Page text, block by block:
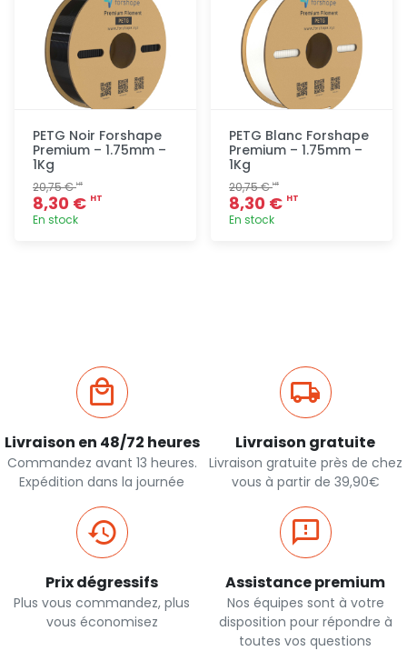
PETG Noir Forshape
Premium – 1.75mm –
1Kg
20,75 €HT
8,30 € HT
En stock
PETG Blanc Forshape
Premium – 1.75mm –
1Kg
20,75 €HT
8,30 € HT
En stock
Livraison en 48/72 heures
Commandez avant 13 heures.
Expédition dans la journée
Livraison gratuite
Livraison gratuite près de chez
vous à partir de 39,90€
Prix dégressifs
Plus vous commandez, plus
vous économisez
Assistance premium
Nos équipes sont à votre
disposition pour répondre à
toutes vos questions